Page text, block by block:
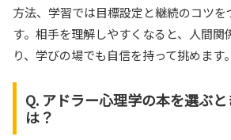
方法、学習では目標設定と継続のコツを
す。相手を理解しやすくなると、人間関
り、学びの場でも自信を持って挑めます。
Q. アドラー心理学の本を選ぶ
は？